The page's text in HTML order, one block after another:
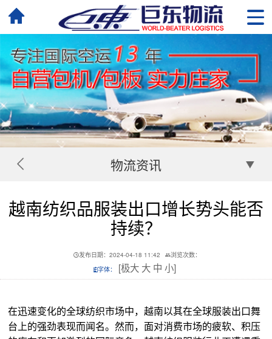
物流资讯
越南纺织品服装出口增长势头能否
持续？
发布日期：2024-04-18 11:42
浏览次数：
字体：
[极大 大 中 小]
在迅速变化的全球纺织市场中，越南以其在全球服装出口舞
台上的强劲表现而闻名。然而，面对消费市场的疲软、积压